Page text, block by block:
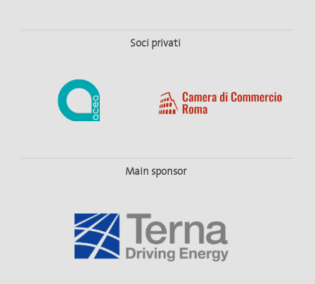
Soci privati
Main sponsor